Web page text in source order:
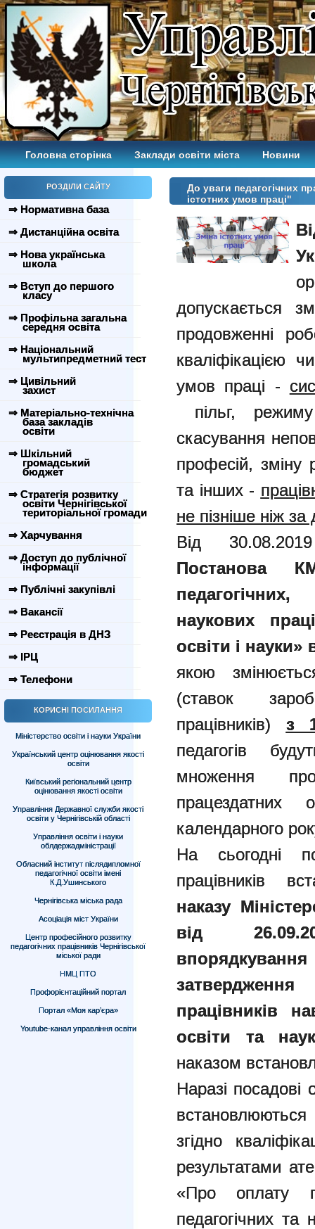
Головна сторінка Заклади освіти міста Новини
РОЗДІЛИ САЙТУ
⇒ Нормативна база
⇒ Дистанційна освіта
⇒ Нова українська
школа
⇒ Вступ до першого
класу
⇒ Профільна загальна
середня освіта
⇒ Національний
мультипредметний тест
⇒ Цивільний
захист
⇒ Матеріально-технічна
база закладів
освіти
⇒ Шкільний
громадський
бюджет
⇒ Стратегія розвитку
освіти Чернігівської
територіальної громади
⇒ Харчування
⇒ Доступ до публічної
інформації
⇒ Публічні закупівлі
⇒ Вакансії
⇒ Реєстрація в ДНЗ
⇒ ІРЦ
⇒ Телефони
КОРИСНІ ПОСИЛАННЯ
Міністерство освіти і науки України
Український центр оцінювання якості
освіти
Київський регіональний центр
оцінювання якості освіти
Управління Державної служби якості
освіти у Чернігівській області
Управління освіти і науки
облдержадміністрації
Обласний інститут післядипломної
педагогічної освіти імені
К.Д.Ушинського
Чернігівська міська рада
Асоціація міст України
Центр професійного розвитку
педагогічних працівників Чернігівської
міської ради
НМЦ ПТО
Профорієнтаційний портал
Портал «Моя кар’єра»
Youtube-канал управління освіти
До уваги педагогічних
істотних умов праці"
допускається
продовженні
кваліфікацією
умов праці -
пільг,
скасування
професій, зміну
та інших -
не пізніше ніж за
Від
Постанова
наукових
освіти і
якою
(ставок
працівників) з
педагогів
множення
календарного
На сьогодні
працівників
наказу
від
працівників
освіти та
наказом
Наразі посадові
згідно
результатами
«Про оплату
педагогічних та